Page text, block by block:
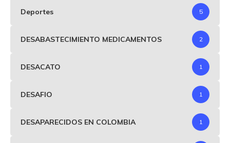
Deportes 5
DESABASTECIMIENTO MEDICAMENTOS 2
DESACATO 1
DESAFIO 1
DESAPARECIDOS EN COLOMBIA 1